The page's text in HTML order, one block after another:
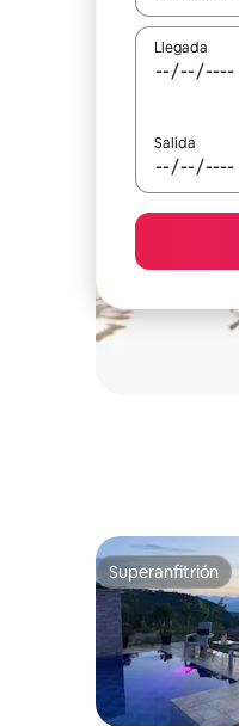
Llegada
Salida
Superanfitrión
Superanfitrión